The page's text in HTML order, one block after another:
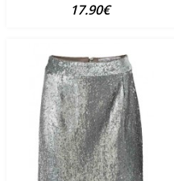
17.90€